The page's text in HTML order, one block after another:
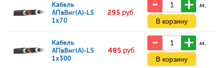
Кабель
АПвВнг(А)-LS
1x70
295 руб.
м.
Кабель
АПвВнг(А)-LS
1x300
485 руб.
м.